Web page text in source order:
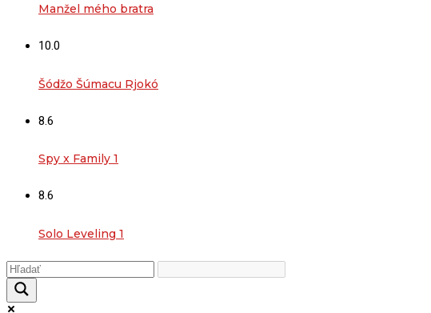
Manžel mého bratra
10.0
Šódžo Šúmacu Rjokó
8.6
Spy x Family 1
8.6
Solo Leveling 1